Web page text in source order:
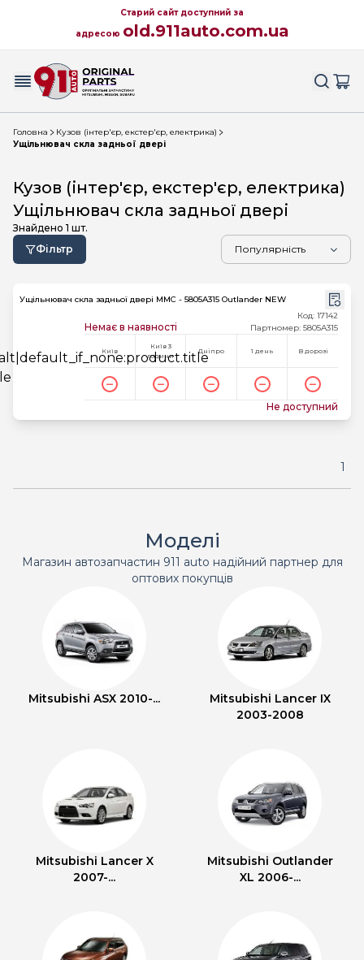
Старий сайт доступний за
адресою old.911auto.com.ua
Головна
Кузов (інтер'єр, екстер'єр, електрика)
Ущільнювач скла задньої двері
Кузов (інтер'єр, екстер'єр, електрика)
Ущільнювач скла задньої двері
Знайдено 1 шт.
Фільтр
Ущільнювач скла задньої двері MMC - 5805A315 Outlander NEW
Немає в наявності
Код: 17142
Партномер: 5805A315
Київ
Київ 3
години
Дніпро 1 день В дорозі
Не доступний
1
Моделі
Магазин автозапчастин 911 auto надійний партнер для
оптових покупців
Mitsubishi ASX 2010-...
Mitsubishi Lancer IX
2003-2008
Mitsubishi Lancer X
2007-...
Mitsubishi Outlander
XL 2006-...